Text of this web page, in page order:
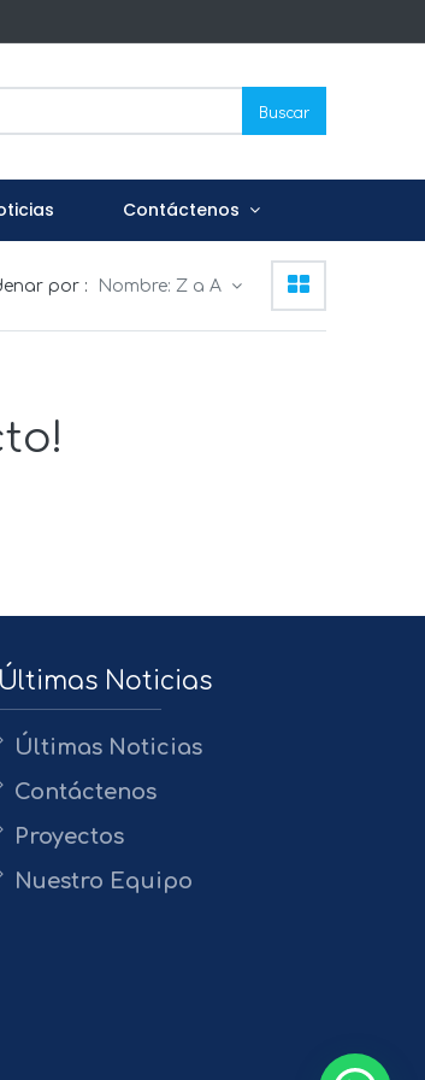
Buscar
Contáctenos
por : Nombre: Z a A
Últimas Noticias
Últimas Noticias
Contáctenos
Proyectos
Nuestro Equipo